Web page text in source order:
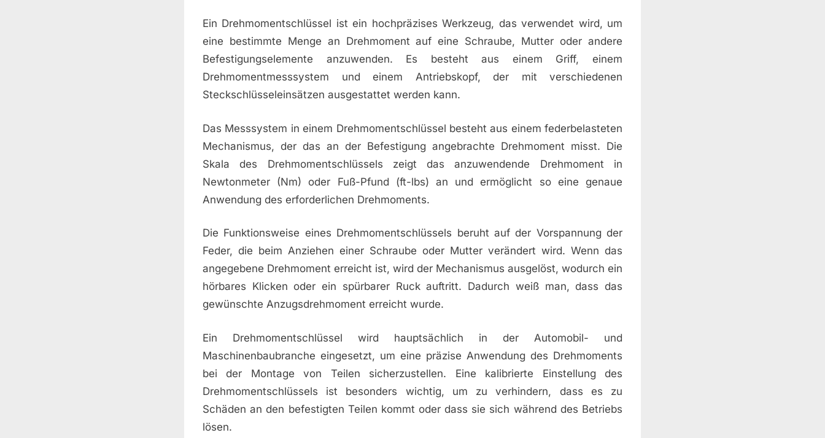
Ein Drehmomentschlüssel ist ein hochpräzises Werkzeug, das verwendet wird, um
eine bestimmte Menge an Drehmoment auf eine Schraube, Mutter oder andere
Befestigungselemente anzuwenden. Es besteht aus einem Griff, einem
Drehmomentmesssystem und einem Antriebskopf, der mit verschiedenen
Steckschlüsseleinsätzen ausgestattet werden kann.
Das Messsystem in einem Drehmomentschlüssel besteht aus einem federbelasteten
Mechanismus, der das an der Befestigung angebrachte Drehmoment misst. Die
Skala des Drehmomentschlüssels zeigt das anzuwendende Drehmoment in
Newtonmeter (Nm) oder Fuß-Pfund (ft-lbs) an und ermöglicht so eine genaue
Anwendung des erforderlichen Drehmoments.
Die Funktionsweise eines Drehmomentschlüssels beruht auf der Vorspannung der
Feder, die beim Anziehen einer Schraube oder Mutter verändert wird. Wenn das
angegebene Drehmoment erreicht ist, wird der Mechanismus ausgelöst, wodurch ein
hörbares Klicken oder ein spürbarer Ruck auftritt. Dadurch weiß man, dass das
gewünschte Anzugsdrehmoment erreicht wurde.
Ein Drehmomentschlüssel wird hauptsächlich in der Automobil- und
Maschinenbaubranche eingesetzt, um eine präzise Anwendung des Drehmoments
bei der Montage von Teilen sicherzustellen. Eine kalibrierte Einstellung des
Drehmomentschlüssels ist besonders wichtig, um zu verhindern, dass es zu
Schäden an den befestigten Teilen kommt oder dass sie sich während des Betriebs
lösen.